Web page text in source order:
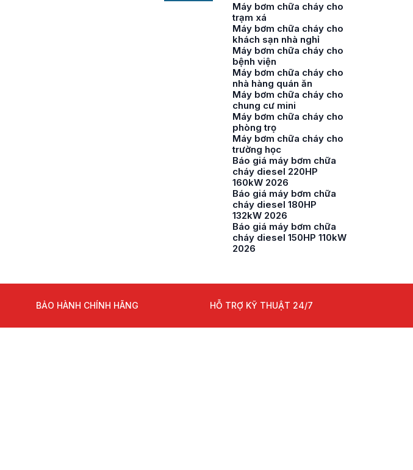
Máy bơm chữa cháy cho
trạm xá
Máy bơm chữa cháy cho
khách sạn nhà nghỉ
Máy bơm chữa cháy cho
bệnh viện
Máy bơm chữa cháy cho
nhà hàng quán ăn
Máy bơm chữa cháy cho
chung cư mini
Máy bơm chữa cháy cho
phòng trọ
Máy bơm chữa cháy cho
trường học
Báo giá máy bơm chữa
cháy diesel 220HP
160kW 2026
Báo giá máy bơm chữa
cháy diesel 180HP
132kW 2026
Báo giá máy bơm chữa
cháy diesel 150HP 110kW
2026
BẢO HÀNH CHÍNH HÃNG HỖ TRỢ KỸ THUẬT 24/7